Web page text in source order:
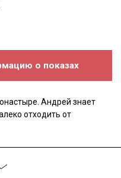
о показах
Андрей знает
отходить от